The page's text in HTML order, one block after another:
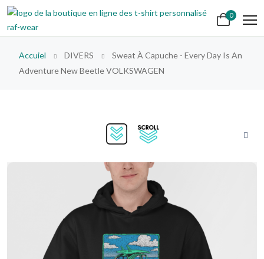
0
Accuiel DIVERS
Sweat À Capuche - Every Day Is An
Adventure New Beetle VOLKSWAGEN